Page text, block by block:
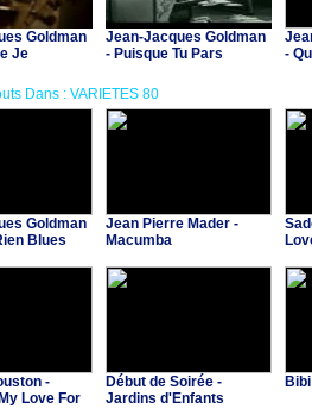
Goldman
Je
Jean-Jacques Goldman
- Puisque Tu Pars
-
Dans : VARIETES 80
Goldman
Blues
Jean Pierre Mader -
Macumba
-
Love For
Début de Soirée -
Jardins d'Enfants